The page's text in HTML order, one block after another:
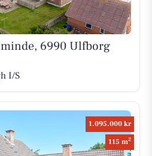
6990 Ulfborg
I/S
1.095.000 kr
115 m2